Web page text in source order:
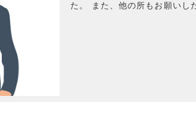
た。 また、他の所もお願いし